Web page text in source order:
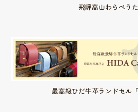
飛騨高山わらべう
最高級ひだ牛革ランドセル